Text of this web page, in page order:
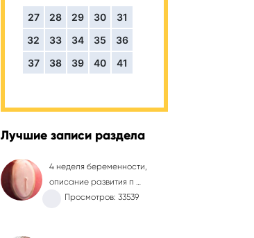
27 28 29 30
31
32
33 34 35
36
37
38 39 40 41
Лучшие записи раздела
4 неделя беременности,
описание развития п …
Просмотров: 33539